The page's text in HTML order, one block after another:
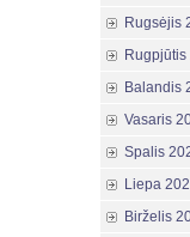
Rugsėjis
Rugpjūtis
Balandis
Vasaris
Spalis
Liepa
Birželis